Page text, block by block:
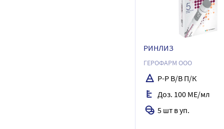
РИНЛИЗ
ГЕРОФАРМ ООО
Р-Р В/В П/К
Доз. 100 МЕ/мл
5 шт в уп.